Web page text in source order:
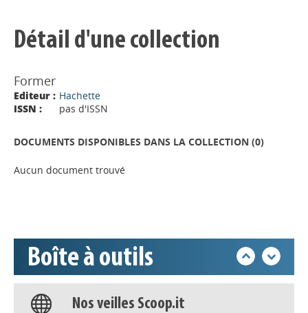
Détail d'une collection
Former
Editeur : Hachette
ISSN :
pas d'ISSN
DOCUMENTS DISPONIBLES DANS LA COLLECTION (0)
Aucun document trouvé
Boîte à outils
Déposer une actu !
Base documentaire
Nos veilles Scoop.it